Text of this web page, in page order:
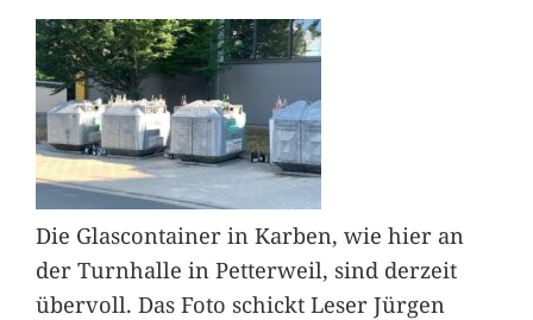
Die Glascontainer in Karben, wie hier an
der Turnhalle in Petterweil, sind derzeit
übervoll. Das Foto schickt Leser Jürgen